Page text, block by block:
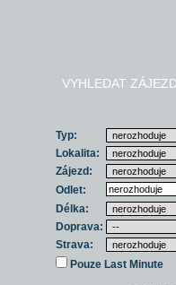
VYHLEDAT ZÁJEZD
Typ:
Lokalita:
Zájezd:
Odlet:
Délka:
Doprava:
Strava:
Pouze Last Minute